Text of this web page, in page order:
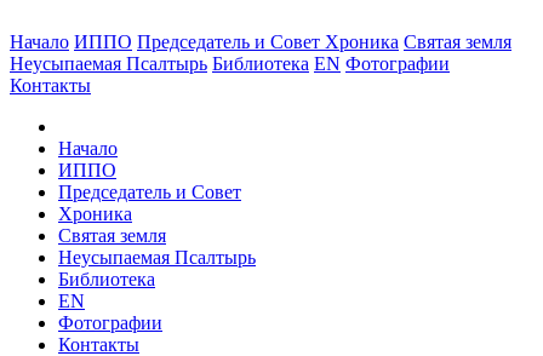
Начало ИППО Председатель и Совет Хроника Святая земля
Неусыпаемая Псалтырь Библиотека EN Фотографии
Контакты
Начало
ИППО
Председатель и Совет
Хроника
Святая земля
Неусыпаемая Псалтырь
Библиотека
EN
Фотографии
Контакты